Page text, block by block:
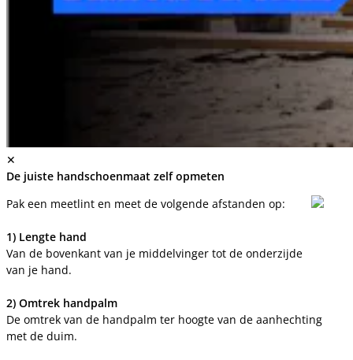
✕
De juiste handschoenmaat zelf opmeten
Pak een meetlint en meet de volgende afstanden op:
1) Lengte hand
Van de bovenkant van je middelvinger tot de onderzijde
van je hand.
2) Omtrek handpalm
De omtrek van de handpalm ter hoogte van de aanhechting
met de duim.